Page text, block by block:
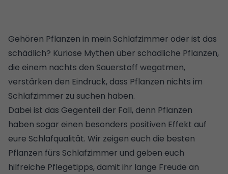
Gehören Pflanzen in mein Schlafzimmer oder ist das
schädlich? Kuriose Mythen über schädliche Pflanzen,
die einem nachts den Sauerstoff wegatmen,
verstärken den Eindruck, dass Pflanzen nichts im
Schlafzimmer zu suchen haben.
Dabei ist das Gegenteil der Fall, denn Pflanzen
haben sogar einen besonders positiven Effekt auf
eure Schlafqualität. Wir zeigen euch die besten
Pflanzen fürs Schlafzimmer und geben euch
hilfreiche Pflegetipps, damit ihr lange Freude an